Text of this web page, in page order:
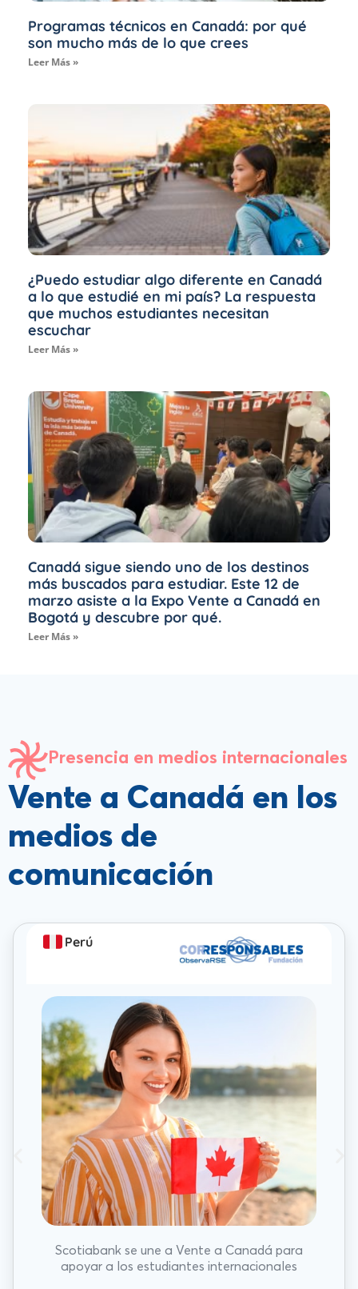
Programas técnicos en Canadá: por qué
son mucho más de lo que crees
Leer Más »
¿Puedo estudiar algo diferente en Canadá
a lo que estudié en mi país? La respuesta
que muchos estudiantes necesitan
escuchar
Leer Más »
Canadá sigue siendo uno de los destinos
más buscados para estudiar. Este 12 de
marzo asiste a la Expo Vente a Canadá en
Bogotá y descubre por qué.
Leer Más »
Presencia en medios internacionales
Vente a Canadá en los
medios de
comunicación
Perú
Scotiabank se une a Vente a Canadá para
apoyar a los estudiantes internacionales